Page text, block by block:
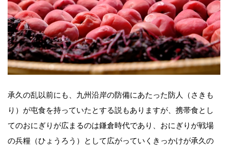
承久の乱以前にも、九州沿岸の防備にあたった防人（さきも
り）が屯食を持っていたとする説もありますが、携帯食とし
てのおにぎりが広まるのは鎌倉時代であり、おにぎりが戦場
の兵糧（ひょうろう）として広がっていくきっかけが承久の